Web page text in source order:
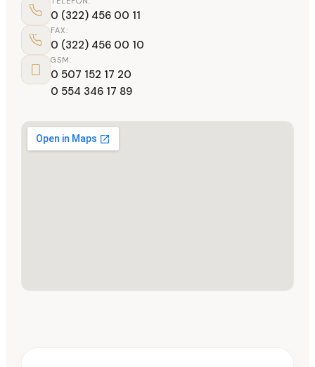
0 (322) 456 00 11
FAX:
0 (322) 456 00 10
GSM:
0 507 152 17 20
0 554 346 17 89